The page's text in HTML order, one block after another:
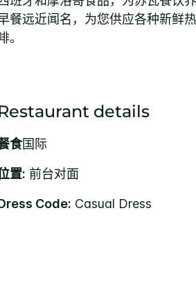
餐远近闻名，为您供应各种新鲜
。
details
食国际
置: 前台对面
Code: Casual Dress